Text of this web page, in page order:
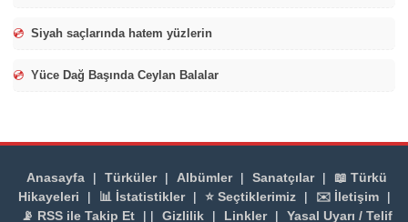
💿 Siyah saçlarında hatem yüzlerin
💿 Yüce Dağ Başında Ceylan Balalar
Anasayfa | Türküler | Albümler | Sanatçılar |
📖 Türkü
Hikayeleri
| 📊 İstatistikler | ⭐ Seçtiklerimiz | ✉️ İletişim
|
📡 RSS ile Takip Et
| | Gizlilik | Linkler | Yasal Uyarı / Telif